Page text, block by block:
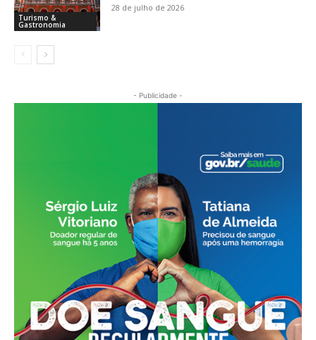
Turismo &
Gastronomia
28 de julho de 2026
- Publicidade -